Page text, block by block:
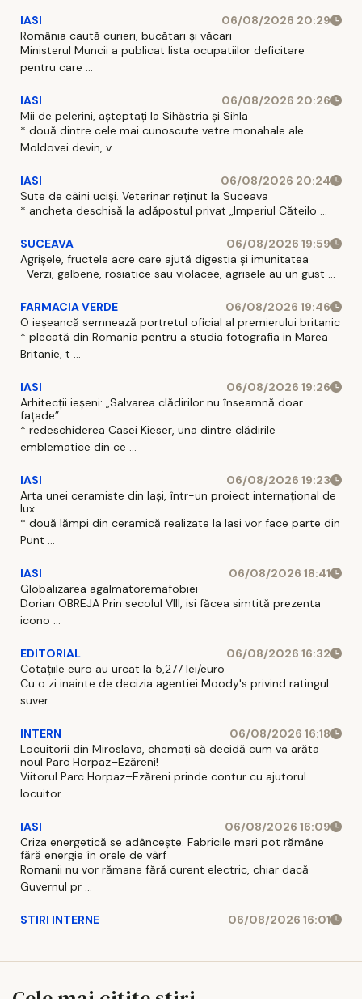
IASI
06/08/2026 20:29
România caută curieri, bucătari și văcari
Ministerul Muncii a publicat lista ocupatiilor deficitare
pentru care ...
IASI
06/08/2026 20:26
Mii de pelerini, așteptați la Sihăstria și Sihla
* două dintre cele mai cunoscute vetre monahale ale
Moldovei devin, v ...
IASI
06/08/2026 20:24
Sute de câini uciși. Veterinar reținut la Suceava
* ancheta deschisă la adăpostul privat „Imperiul Căteilo ...
SUCEAVA
06/08/2026 19:59
Agrișele, fructele acre care ajută digestia și imunitatea
Verzi, galbene, rosiatice sau violacee, agrisele au un gust ...
FARMACIA VERDE
06/08/2026 19:46
O ieșeancă semnează portretul oficial al premierului britanic
* plecată din Romania pentru a studia fotografia in Marea
Britanie, t ...
IASI
06/08/2026 19:26
Arhitecții ieșeni: „Salvarea clădirilor nu înseamnă doar
fațade”
* redeschiderea Casei Kieser, una dintre clădirile
emblematice din ce ...
IASI
06/08/2026 19:23
Arta unei ceramiste din Iași, într-un proiect internațional de
lux
* două lămpi din ceramică realizate la Iasi vor face parte din
Punt ...
IASI
06/08/2026 18:41
Globalizarea agalmatoremafobiei
Dorian OBREJA Prin secolul VIII, isi făcea simtită prezenta
icono ...
EDITORIAL
06/08/2026 16:32
Cotațiile euro au urcat la 5,277 lei/euro
Cu o zi inainte de decizia agentiei Moody's privind ratingul
suver ...
INTERN
06/08/2026 16:18
Locuitorii din Miroslava, chemați să decidă cum va arăta
noul Parc Horpaz–Ezăreni!
Viitorul Parc Horpaz–Ezăreni prinde contur cu ajutorul
locuitor ...
IASI
06/08/2026 16:09
Criza energetică se adâncește. Fabricile mari pot rămâne
fără energie în orele de vârf
Romanii nu vor rămane fără curent electric, chiar dacă
Guvernul pr ...
STIRI INTERNE 06/08/2026 16:01